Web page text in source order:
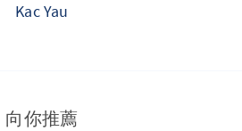
Kac Yau
向你推薦